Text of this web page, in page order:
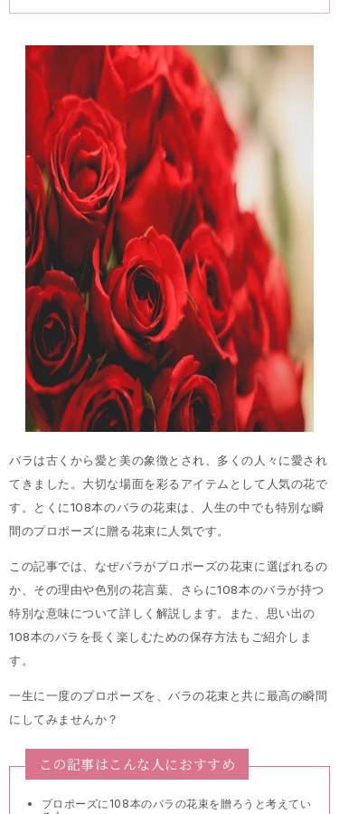
バラは古くから愛と美の象徴とされ、多くの人々に愛され
てきました。大切な場面を彩るアイテムとして人気の花で
す。とくに108本のバラの花束は、人生の中でも特別な瞬
間のプロポーズに贈る花束に人気です。
この記事では、なぜバラがプロポーズの花束に選ばれるの
か、その理由や色別の花言葉、さらに108本のバラが持つ
特別な意味について詳しく解説します。また、思い出の
108本のバラを長く楽しむための保存方法もご紹介しま
す。
一生に一度のプロポーズを、バラの花束と共に最高の瞬間
にしてみませんか？
この記事はこんな人におすすめ
プロポーズに108本のバラの花束を贈ろうと考えてい